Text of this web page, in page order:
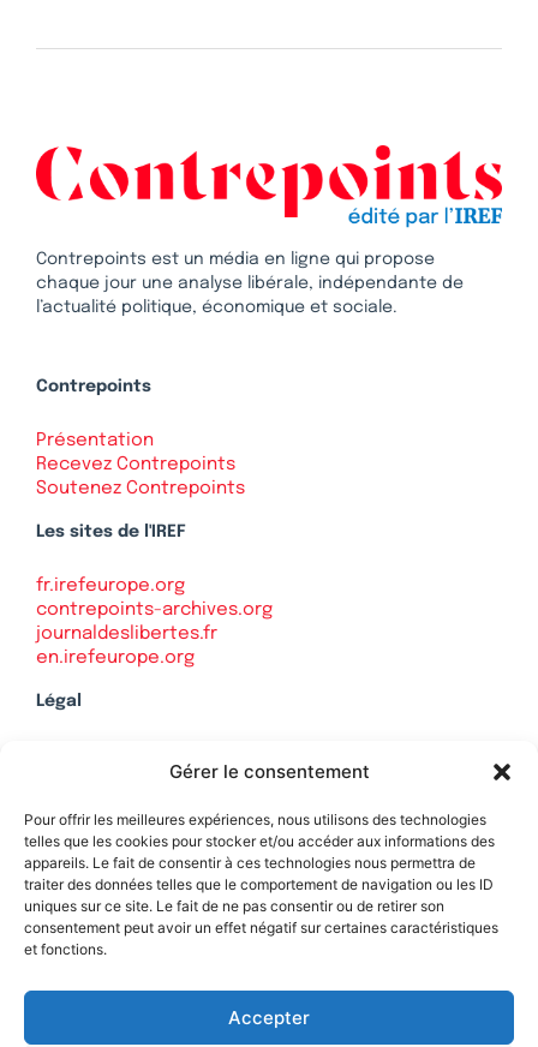
Gérer le consentement
Pour offrir les meilleures expériences, nous utilisons des technologies
telles que les cookies pour stocker et/ou accéder aux informations des
appareils. Le fait de consentir à ces technologies nous permettra de
traiter des données telles que le comportement de navigation ou les ID
uniques sur ce site. Le fait de ne pas consentir ou de retirer son
consentement peut avoir un effet négatif sur certaines caractéristiques
et fonctions.
Accepter
Contrepoints est un média en ligne qui propose
chaque jour une analyse libérale, indépendante de
l’actualité politique, économique et sociale.
Contrepoints
Présentation
Recevez Contrepoints
Soutenez Contrepoints
Les sites de l'IREF
fr.irefeurope.org
contrepoints-archives.org
journaldeslibertes.fr
en.irefeurope.org
Légal
Politique de confidentialité
Contact
Soutenez Contrepoints